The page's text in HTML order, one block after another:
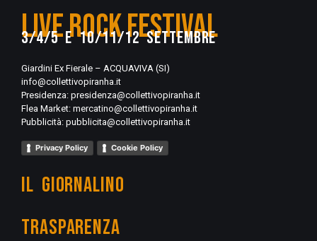
LIVE ROCK FESTIVAL
3/4/5 e 10/11/12 SETTEMBRE
Giardini Ex Fierale – ACQUAVIVA (SI)
info@collettivopiranha.it
Presidenza: presidenza@collettivopiranha.it
Flea Market: mercatino@collettivopiranha.it
Pubblicità: pubblicita@collettivopiranha.it
Privacy Policy Cookie Policy
IL GIORNALINO
TRASPARENZA